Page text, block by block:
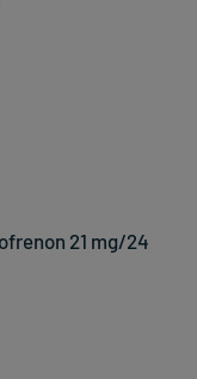
21 mg/24